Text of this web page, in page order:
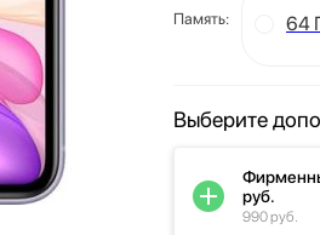
Память: 64
Выберите
руб.
990 руб.